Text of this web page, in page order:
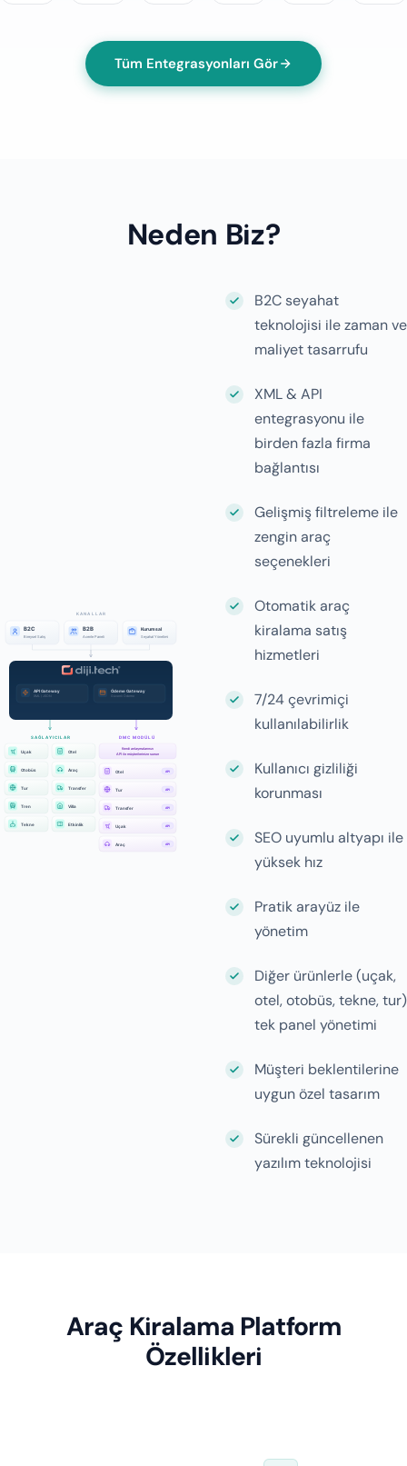
Tüm Entegrasyonları Gör
Neden Biz?
B2C seyahat
teknolojisi ile zaman ve
maliyet tasarrufu
XML & API
entegrasyonu ile
birden fazla firma
bağlantısı
Gelişmiş filtreleme ile
zengin araç
seçenekleri
Otomatik araç
kiralama satış
hizmetleri
7/24 çevrimiçi
kullanılabilirlik
Kullanıcı gizliliği
korunması
SEO uyumlu altyapı ile
yüksek hız
Pratik arayüz ile
yönetim
Diğer ürünlerle (uçak,
otel, otobüs, tekne, tur)
tek panel yönetimi
Müşteri beklentilerine
uygun özel tasarım
Sürekli güncellenen
yazılım teknolojisi
Araç Kiralama Platform
Özellikleri